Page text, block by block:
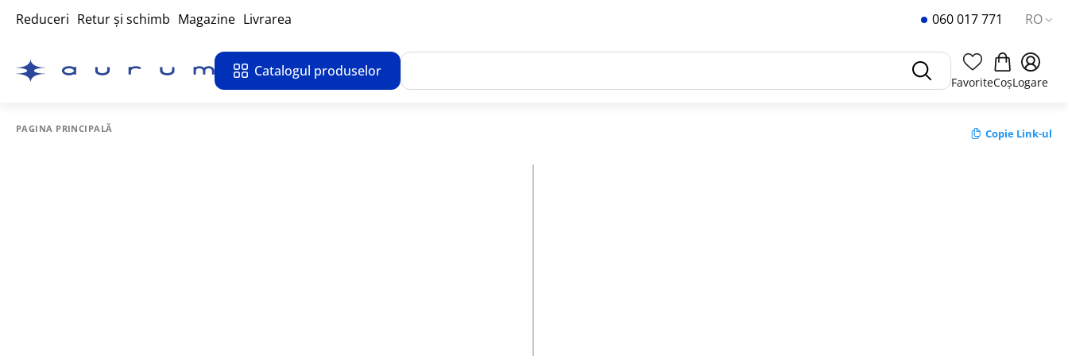
Reduceri Retur și schimb Magazine Livrarea 060 017 771 RO
Catalogul produselor
FavoriteCoșLogare
PAGINA PRINCIPALĂ Copie Link-ul